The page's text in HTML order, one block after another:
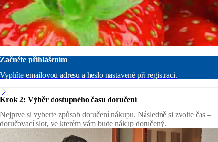
Začněte přihlášením
Vyplňte emailovou adresu a heslo nastavené při registraci.
Krok 2: Výběr dostupného času doručení
Nejprve si vyberte způsob doručení nákupu. Následně si zvolte čas –
doručovací slot, ve kterém vám bude nákup doručený.